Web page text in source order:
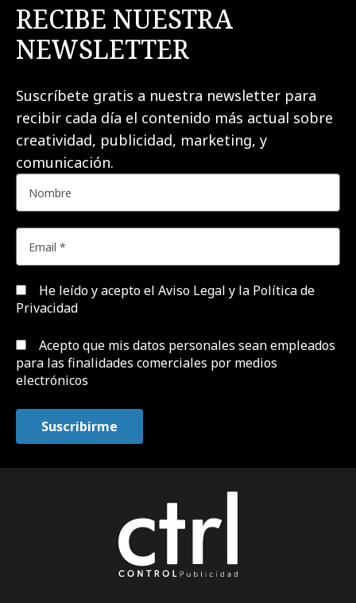
RECIBE NUESTRA
NEWSLETTER
Suscríbete gratis a nuestra newsletter para
recibir cada día el contenido más actual sobre
creatividad, publicidad, marketing, y
comunicación.
He leído y acepto el Aviso Legal y la Política de
Privacidad
Acepto que mis datos personales sean empleados
para las finalidades comerciales por medios
electrónicos